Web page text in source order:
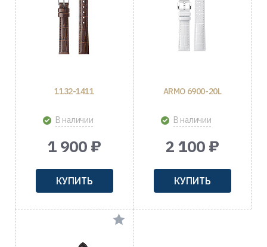
1132-1411
В наличии
1 900 ₽
КУПИТЬ
ARMO 6900-20L
В наличии
2 100 ₽
КУПИТЬ